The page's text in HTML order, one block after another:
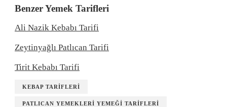
Benzer Yemek Tarifleri
Ali Nazik Kebabı Tarifi
Zeytinyağlı Patlıcan Tarifi
Tirit Kebabı Tarifi
KEBAP TARIFLERI
PATLICAN YEMEKLERI YEMEĞI TARIFLERI